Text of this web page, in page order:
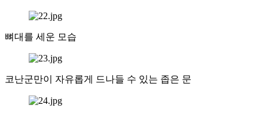
뼈대를 세운 모습
코난군만이 자유롭게 드나들 수 있는 좁은 문